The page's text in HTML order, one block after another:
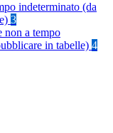
indeterminato (da
3
non a tempo
in tabelle) 4